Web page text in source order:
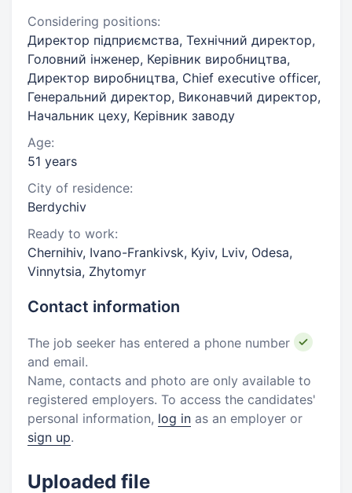
Considering positions:
Директор підприємства, Технічний директор,
Головний інженер, Керівник виробництва,
Директор виробництва, Chief executive officer,
Генеральний директор, Виконавчий директор,
Начальник цеху, Керівник заводу
Age:
51 years
City of residence:
Berdychiv
Ready to work:
Chernihiv, Ivano-Frankivsk, Kyiv, Lviv, Odesa,
Vinnytsia, Zhytomyr
Contact information
The job seeker has entered a phone number
and email.
Name, contacts and photo are only available to
registered employers. To access the candidates'
personal information, log in as an employer or
sign up.
Uploaded file